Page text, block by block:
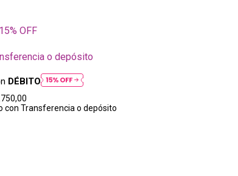
15% OFF
o depósito
DÉBITO
con Transferencia o depósito